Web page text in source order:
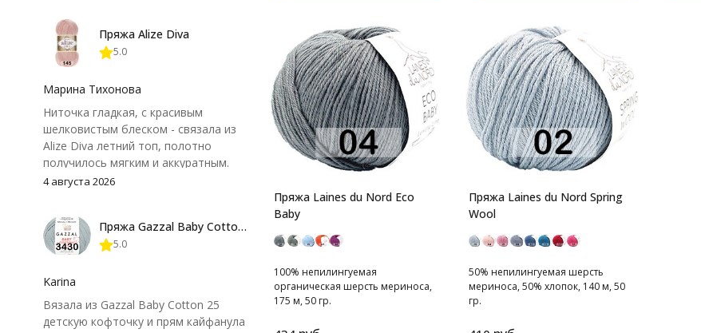
Пряжа Laines du Nord Eco
Baby
100% непилингуемая
органическая шерсть мериноса,
175 м, 50 гр.
Пряжа Laines du Nord Spring
Wool
50% непилингуемая шерсть
мериноса, 50% хлопок, 140 м, 50
гр.
Пряжа Alize Diva
5.0
Марина Тихонова
Ниточка гладкая, с красивым
шелковистым блеском - связала из
Alize Diva летний топ, полотно
получилось мягким и аккуратным.
Петли хорошо видны, вяжется
нюанс - пряжа немного скользит и
иногда расслаивается, пришлось
крючок поудобнее.
4 августа 2026
Пряжа Gazzal Baby Cotton 25
5.0
Karina
Вязала из Gazzal Baby Cotton 25
детскую кофточку и прям кайфанула